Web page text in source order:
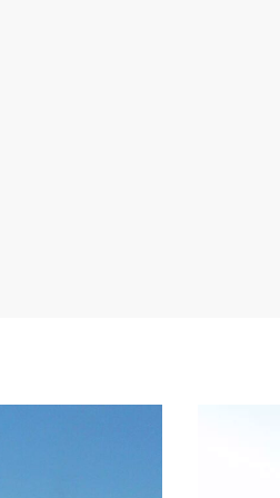
funzionamento sicuro ed efficiente di